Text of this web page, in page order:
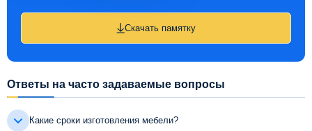
Скачать памятку
Ответы на часто задаваемые вопросы
Какие сроки изготовления мебели?